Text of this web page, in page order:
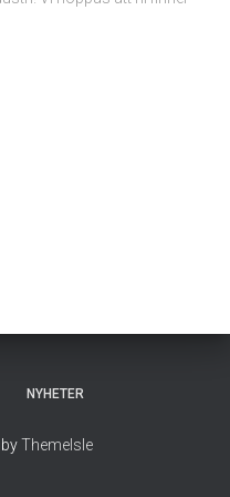
NYHETER
ThemeIsle